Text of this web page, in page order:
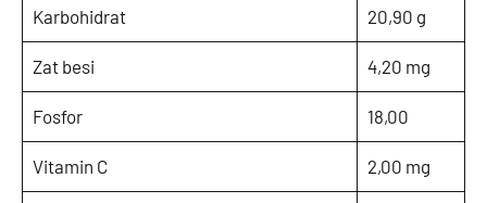
Karbohidrat 20,90 g
Zat besi 4,20 mg
Fosfor 18,00
Vitamin C 2,00 mg